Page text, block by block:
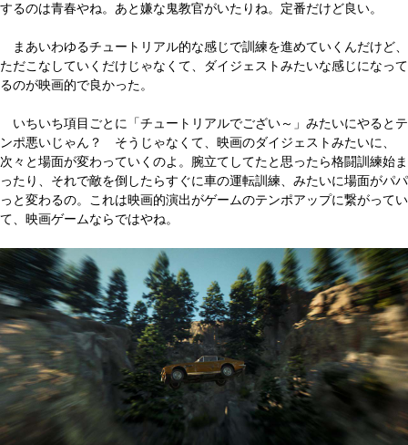
するのは青春やね。あと嫌な鬼教官がいたりね。定番だけど良い。
まあいわゆるチュートリアル的な感じで訓練を進めていくんだけど、
ただこなしていくだけじゃなくて、ダイジェストみたいな感じになって
るのが映画的で良かった。
いちいち項目ごとに「チュートリアルでござい～」みたいにやるとテ
ンポ悪いじゃん？ そうじゃなくて、映画のダイジェストみたいに、
次々と場面が変わっていくのよ。腕立てしてたと思ったら格闘訓練始ま
ったり、それで敵を倒したらすぐに車の運転訓練、みたいに場面がパパ
っと変わるの。これは映画的演出がゲームのテンポアップに繋がってい
て、映画ゲームならではやね。